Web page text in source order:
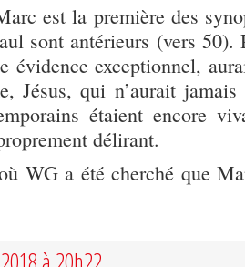
est la première des
sont antérieurs (vers 50).
évidence exceptionnel,
Jésus, qui n’aurait
étaient encore
délirant.
WG a été cherché que